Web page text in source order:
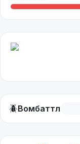
🪲Вомбаттл